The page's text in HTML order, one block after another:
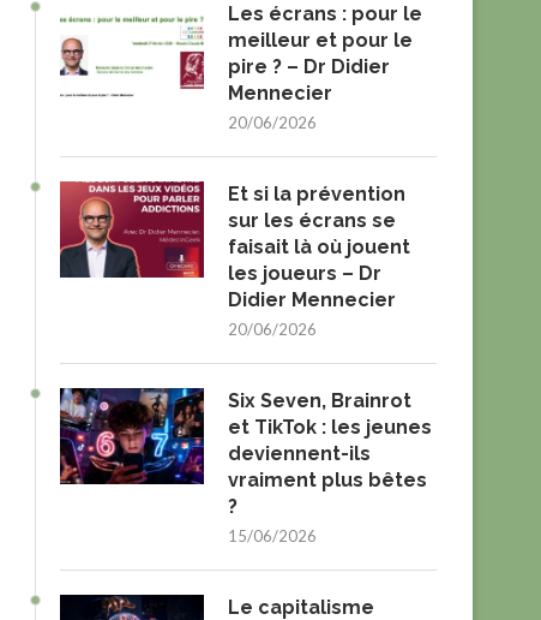
Les écrans : pour le
meilleur et pour le
pire ? – Dr Didier
Mennecier
20/06/2026
Et si la prévention
sur les écrans se
faisait là où jouent
les joueurs – Dr
Didier Mennecier
20/06/2026
Six Seven, Brainrot
et TikTok : les jeunes
deviennent-ils
vraiment plus bêtes
?
15/06/2026
Le capitalisme